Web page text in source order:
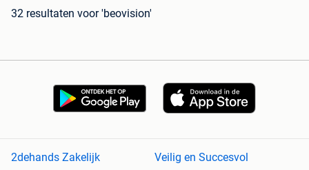
32 resultaten voor 'beovision'
2dehands Zakelijk Veilig en Succesvol